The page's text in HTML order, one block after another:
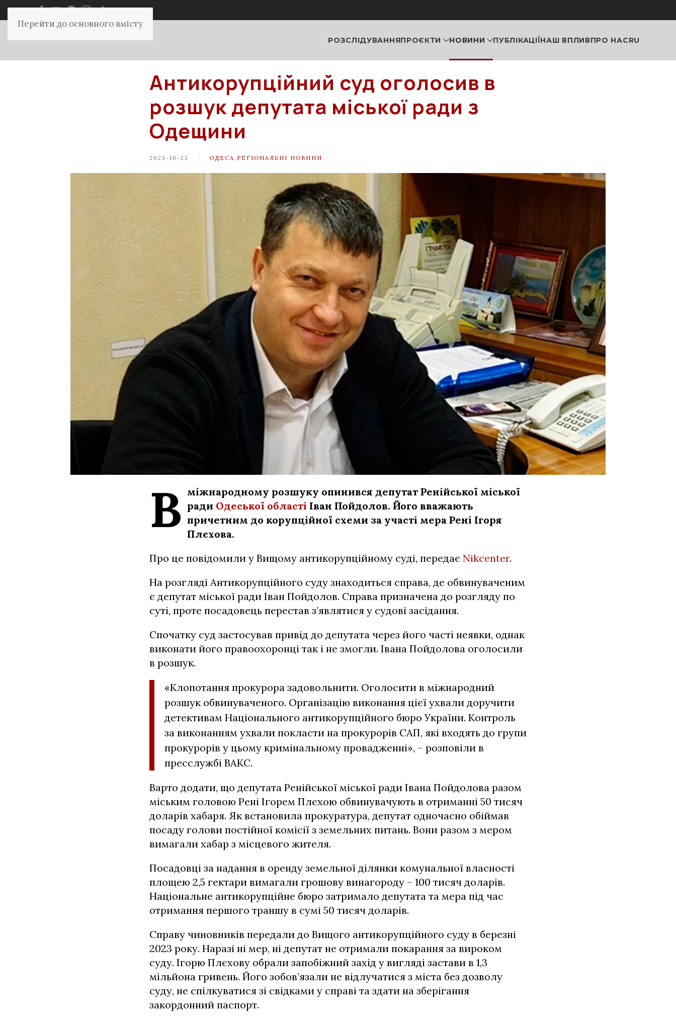
Перейти до основного вмісту
РОЗСЛІДУВАННЯПРОЄКТИ НОВИНИ ПУБЛІКАЦІЇНАШ ВПЛИВПРО НАСRU
Антикорупційний суд оголосив в
розшук депутата міської ради з
Одещини
2023-10-23 ОДЕСА РЕГІОНАЛЬНІ НОВИНИ
В міжнародному розшуку опинився депутат Ренійської міської
ради Одеської області Іван Пойдолов. Його вважають
причетним до корупційної схеми за участі мера Рені Ігоря
Плєхова.
Про це повідомили у Вищому антикорупційному суді, передає Nikcenter.
На розгляді Антикорупційного суду знаходиться справа, де обвинуваченим
є депутат міської ради Іван Пойдолов. Справа призначена до розгляду по
суті, проте посадовець перестав з’являтися у судові засідання.
Спочатку суд застосував привід до депутата через його часті неявки, однак
виконати його правоохоронці так і не змогли. Івана Пойдолова оголосили
в розшук.
«Клопотання прокурора задовольнити. Оголосити в міжнародний
розшук обвинуваченого. Організацію виконання цієї ухвали доручити
детективам Національного антикорупційного бюро України. Контроль
за виконанням ухвали покласти на прокурорів САП, які входять до групи
прокурорів у цьому кримінальному провадженні», – розповіли в
пресслужбі ВАКС.
Варто додати, що депутата Ренійської міської ради Івана Пойдолова разом
міським головою Рені Ігорем Плєхою обвинувачують в отриманні 50 тисяч
доларів хабаря. Як встановила прокуратура, депутат одночасно обіймав
посаду голови постійної комісії з земельних питань. Вони разом з мером
вимагали хабар з місцевого жителя.
Посадовці за надання в оренду земельної ділянки комунальної власності
площею 2,5 гектари вимагали грошову винагороду – 100 тисяч доларів.
Національне антикорупційне бюро затримало депутата та мера під час
отримання першого траншу в сумі 50 тисяч доларів.
Справу чиновників передали до Вищого антикорупційного суду в березні
2023 року. Наразі ні мер, ні депутат не отримали покарання за вироком
суду. Ігорю Плєхову обрали запобіжний захід у вигляді застави в 1,3
мільйона гривень. Його зобов’язали не відлучатися з міста без дозволу
суду, не спілкуватися зі свідками у справі та здати на зберігання
закордонний паспорт.